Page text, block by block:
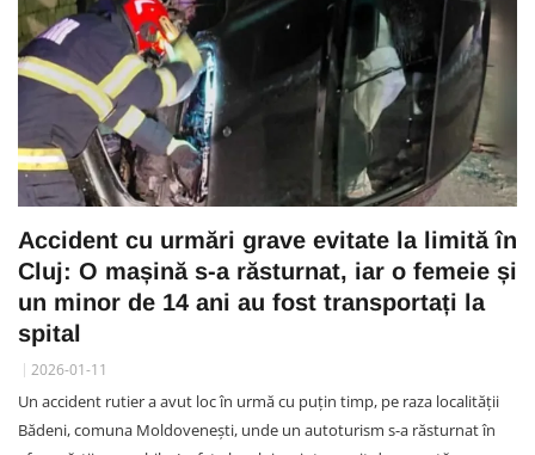
Accident cu urmări grave evitate la limită în
Cluj: O mașină s-a răsturnat, iar o femeie și
un minor de 14 ani au fost transportați la
spital
2026-01-11
Un accident rutier a avut loc în urmă cu puțin timp, pe raza localității
Bădeni, comuna Moldovenești, unde un autoturism s-a răsturnat în